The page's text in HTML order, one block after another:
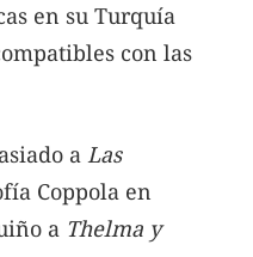
en su Turquía
con las
a Las
Coppola en
a Thelma y